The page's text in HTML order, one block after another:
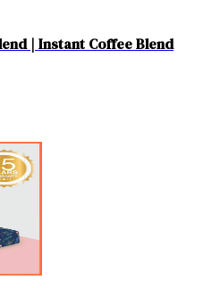
| Instant Coffee Blend